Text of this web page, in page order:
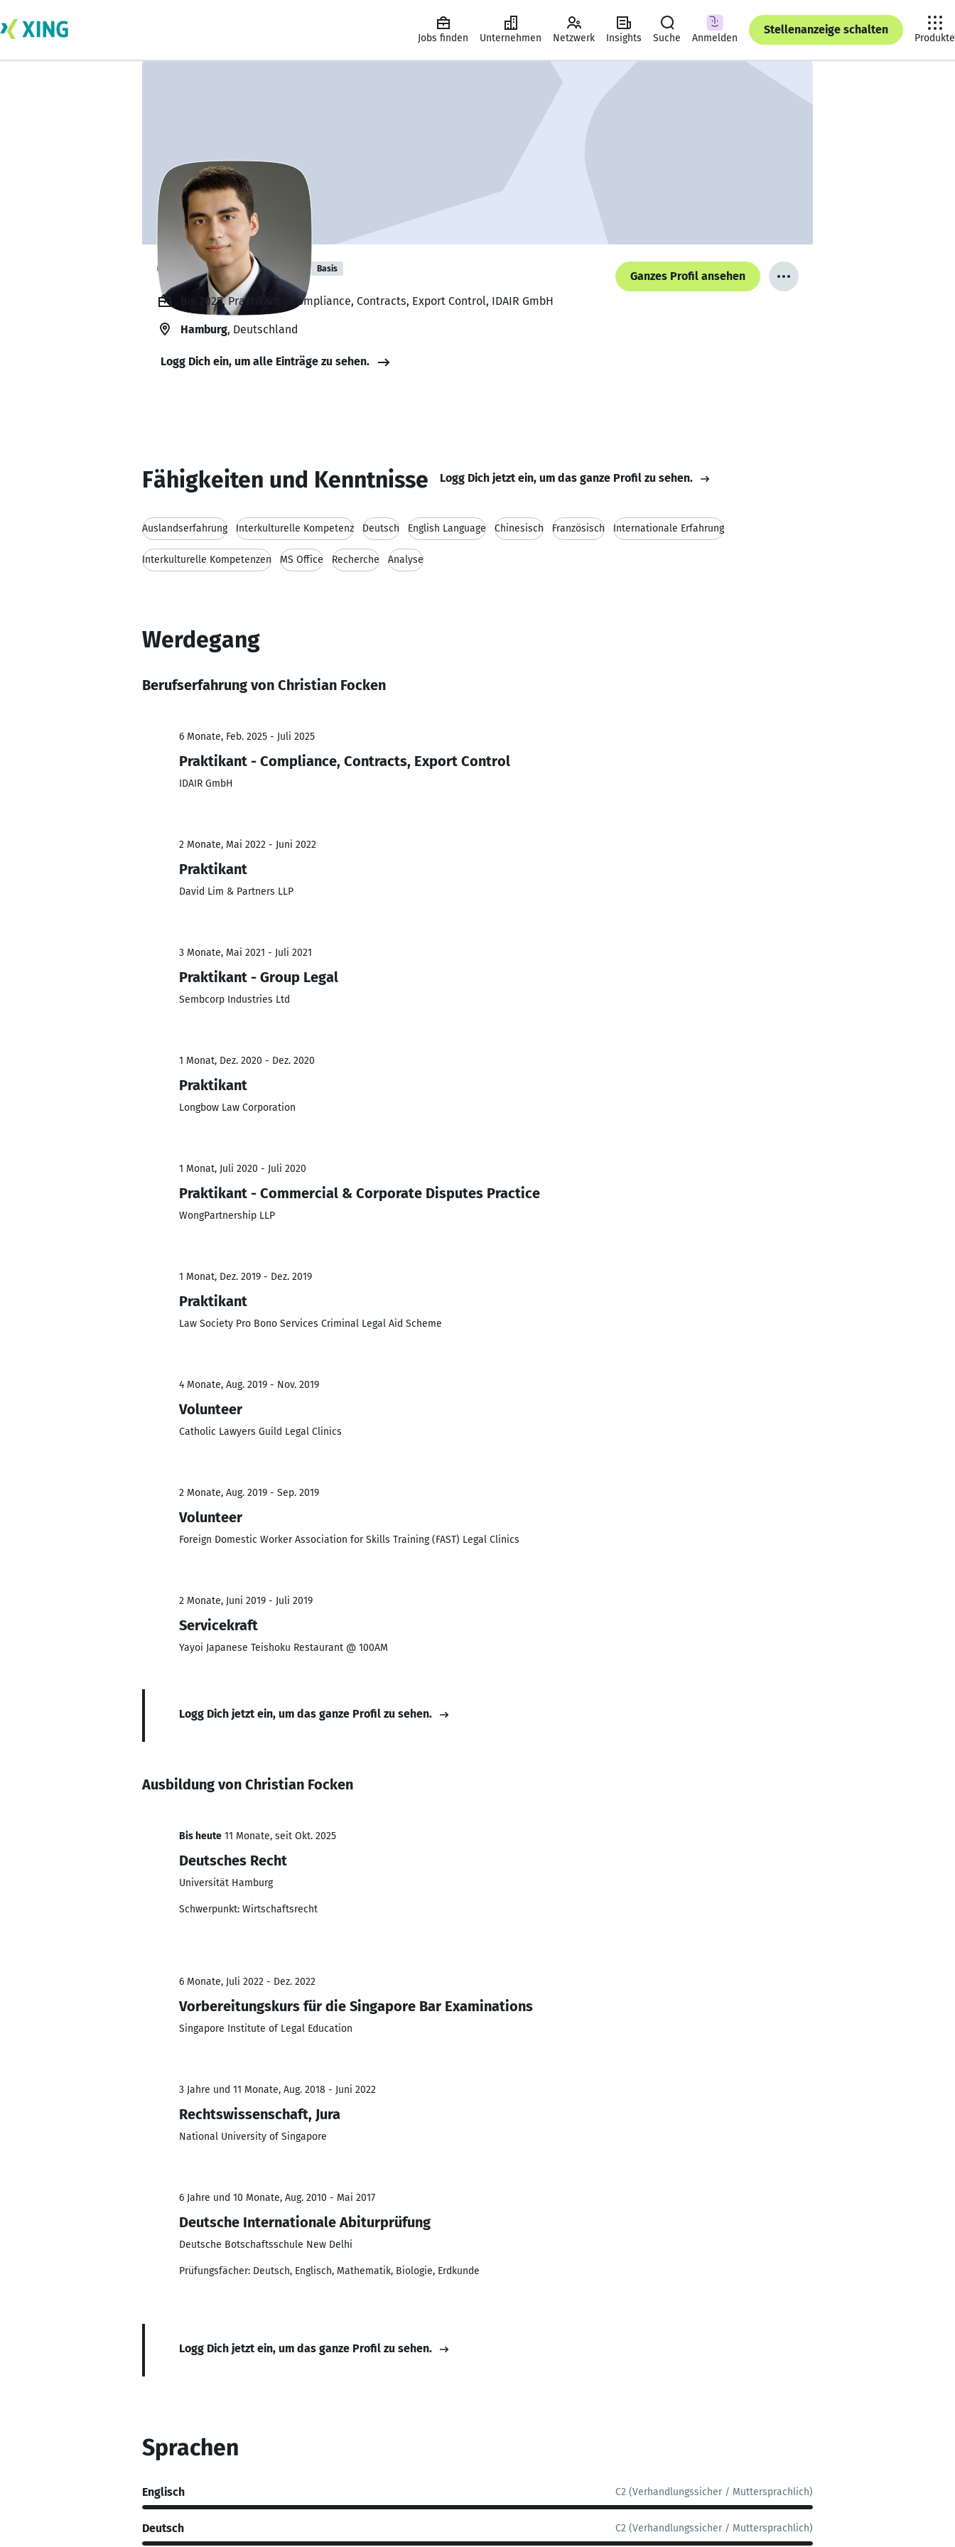
Jobs finden Unternehmen Netzwerk Insights Suche Anmelden
Stellenanzeige schalten
Produkte
Christian Focken Basis
Ganzes Profil ansehen
Bis 2025, Praktikant - Compliance, Contracts, Export Control, IDAIR GmbH
Hamburg, Deutschland
Logg Dich ein, um alle Einträge zu sehen.
Fähigkeiten und Kenntnisse Logg Dich jetzt ein, um das ganze Profil zu sehen.
Auslandserfahrung Interkulturelle Kompetenz Deutsch English Language Chinesisch Französisch Internationale Erfahrung
Interkulturelle Kompetenzen MS Office Recherche Analyse
Werdegang
Berufserfahrung von Christian Focken
6 Monate, Feb. 2025 - Juli 2025
Praktikant - Compliance, Contracts, Export Control
IDAIR GmbH
2 Monate, Mai 2022 - Juni 2022
Praktikant
David Lim & Partners LLP
3 Monate, Mai 2021 - Juli 2021
Praktikant - Group Legal
Sembcorp Industries Ltd
1 Monat, Dez. 2020 - Dez. 2020
Praktikant
Longbow Law Corporation
1 Monat, Juli 2020 - Juli 2020
Praktikant - Commercial & Corporate Disputes Practice
WongPartnership LLP
1 Monat, Dez. 2019 - Dez. 2019
Praktikant
Law Society Pro Bono Services Criminal Legal Aid Scheme
4 Monate, Aug. 2019 - Nov. 2019
Volunteer
Catholic Lawyers Guild Legal Clinics
2 Monate, Aug. 2019 - Sep. 2019
Volunteer
Foreign Domestic Worker Association for Skills Training (FAST) Legal Clinics
2 Monate, Juni 2019 - Juli 2019
Servicekraft
Yayoi Japanese Teishoku Restaurant @ 100AM
Logg Dich jetzt ein, um das ganze Profil zu sehen.
Ausbildung von Christian Focken
Bis heute 11 Monate, seit Okt. 2025
Deutsches Recht
Universität Hamburg
Schwerpunkt: Wirtschaftsrecht
6 Monate, Juli 2022 - Dez. 2022
Vorbereitungskurs für die Singapore Bar Examinations
Singapore Institute of Legal Education
3 Jahre und 11 Monate, Aug. 2018 - Juni 2022
Rechtswissenschaft, Jura
National University of Singapore
6 Jahre und 10 Monate, Aug. 2010 - Mai 2017
Deutsche Internationale Abiturprüfung
Deutsche Botschaftsschule New Delhi
Prüfungsfächer: Deutsch, Englisch, Mathematik, Biologie, Erdkunde
Logg Dich jetzt ein, um das ganze Profil zu sehen.
Sprachen
Englisch C2 (Verhandlungssicher / Muttersprachlich)
Deutsch C2 (Verhandlungssicher / Muttersprachlich)